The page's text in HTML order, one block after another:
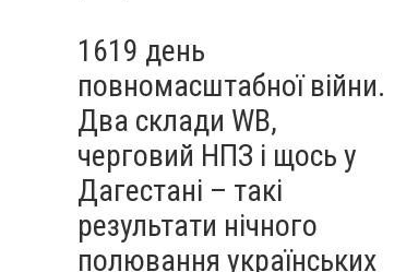
1619 день
повномасштабної війни.
Два склади WB,
черговий НПЗ і щось у
Дагестані – такі
результати нічного
полювання українських